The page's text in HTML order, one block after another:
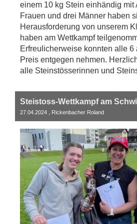
einem 10 kg Stein einhändig mit
Frauen und drei Männer haben
Herausforderung von unserem
haben am Wettkampf
Erfreulicherweise konnten alle 6
Preis entgegen nehmen.
alle Steinstösserinnen und
27.04.2024 , Rickenbacher Roland